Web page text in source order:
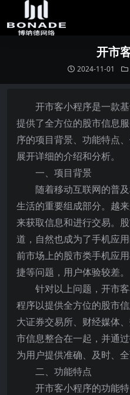
开市
2024-11-01
开市客小程序是一款
提供了全方位的股市信息
序的项目背景、功能特点
展开详细的介绍和分析。
一、项目背景
随着移动互联网的普
生活的重要组成部分。越
来获取信息和进行交易。
道，自然也成为了手机应
前市场上的股市类手机应
捷等问题，用户体验较差。
针对以上问题，开市
程序以提供全方位的股市
大证券交易所、财经媒体
市信息整合在一起，并通
为用户提供准确、及时、
二、功能特点
开市客小程序的功能